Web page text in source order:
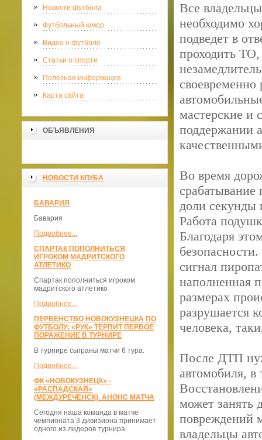
Новости футбола
Футбольный юмор
Видео о футболе
Статьи о спорте
Полезная информация
Карта сайта
ОБЪЯВЛЕНИЯ
НОВОСТИ КЛУБА
БАВАРИЯ
Бавария
Подробнее...
СПАРТАК ПОПОЛНИТЬСЯ
ИГРОКОМ МАДРИТСКОГО
АТЛЕТИКО
Спартак пополниться игроком
мадритского атлетико
Подробнее...
ПЕРВЕНСТВО НОВОКУЗНЕЦКА ПО
ФУТБОЛУ: «РУК» ТЕРПИТ ПЕРВОЕ
ПОРАЖЕНИЕ В ТУРНИРЕ
В турнире сыграны матчи 6 тура.
Подробнее...
ФК «НОВОКУЗНЕЦК» -
«РАСПАДСКАЯ»
(МЕЖДУРЕЧЕНСК). АНОНС МАТЧА
Сегодня наша команда в матче
чемпионата 3 дивизиона принимает
одного из лидеров турнира.
Все
необходимо
подведет в
проходить ТО,
мастерские и
поддержании
Во время
доли секунды
Работа
Благодаря
сигнал
наполненная
размерах
разрушается
человека,
После ДТП
автомобиля,
может занять
повреждений
владельцы